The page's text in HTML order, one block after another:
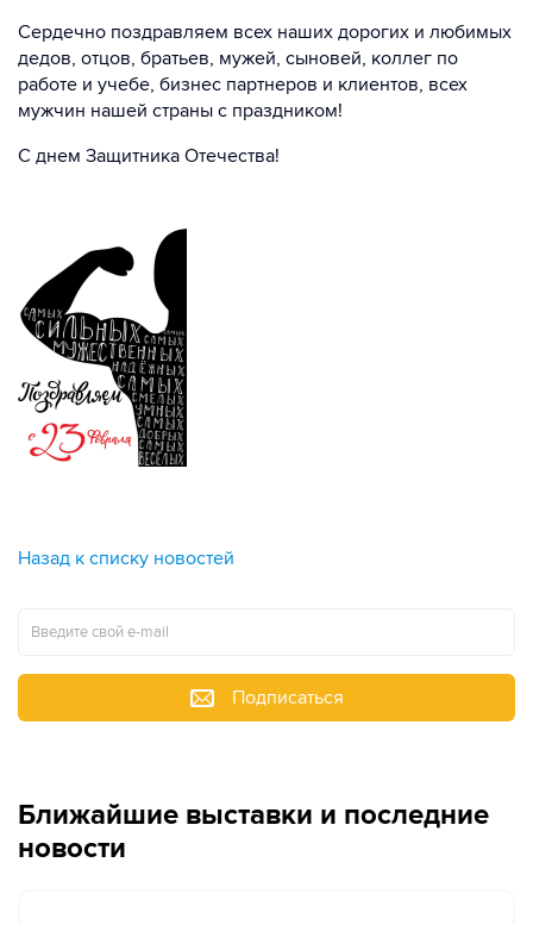
Сердечно поздравляем всех наших дорогих и любимых
дедов, отцов, братьев, мужей, сыновей, коллег по
работе и учебе, бизнес партнеров и клиентов, всех
мужчин нашей страны с праздником!
С днем Защитника Отечества!
Назад к списку новостей
Подписаться
Ближайшие выставки и последние
новости